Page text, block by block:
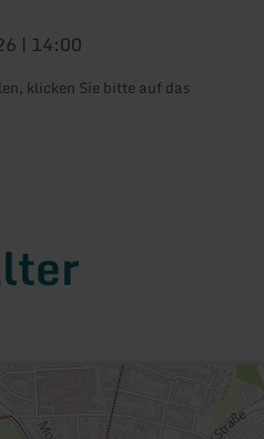
| 14:00
klicken Sie bitte auf das